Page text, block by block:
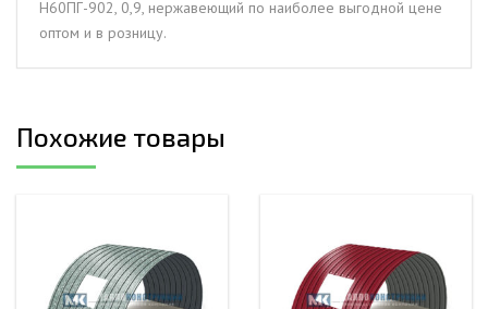
Н60ПГ-902, 0,9, нержавеющий по наиболее выгодной цене
оптом и в розницу.
Похожие товары